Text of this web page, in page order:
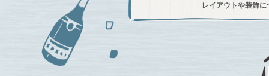
レイアウトや装飾